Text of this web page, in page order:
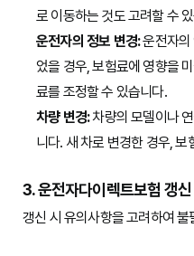
로 이동하는 것도 고려할 수
운전자의 정보 변경:운전자의
었을 경우, 보험료에 영향을
료를 조정할 수 있습니다.
차량 변경:차량의 모델이나
니다. 새 차로 변경한 경우,
3. 운전자다이렉트보험 갱
갱신 시 유의사항을 고려하여